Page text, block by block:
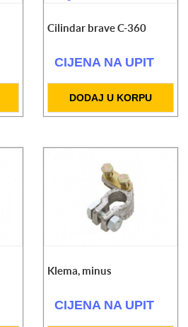
Cilindar brave C-360
CIJENA NA UPIT
DODAJ U KORPU
Klema, minus
CIJENA NA UPIT